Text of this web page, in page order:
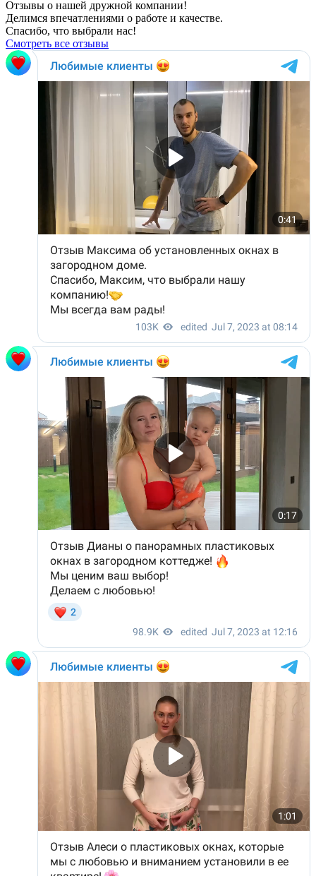
Отзывы о нашей дружной компании!
Делимся впечатлениями о работе и качестве.
Спасибо, что выбрали нас!
Смотреть все отзывы